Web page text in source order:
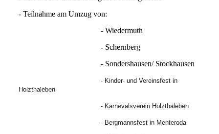
- Teilnahme am Umzug von:
- Wiedermuth
- Schernberg
- Sondershausen/ Stockhausen
- Kinder- und Vereinsfest in
Holzthaleben
- Karnevalsverein Holzthaleben
- Bergmannsfest in Menteroda